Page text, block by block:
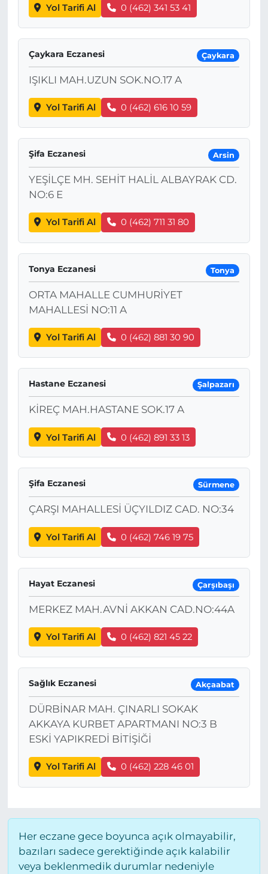
Yol Tarifi Al 0 (462) 341 53 41
Çaykara Eczanesi Çaykara
IŞIKLI MAH.UZUN SOK.NO.17 A
Yol Tarifi Al 0 (462) 616 10 59
Şifa Eczanesi Arsin
YEŞİLÇE MH. SEHİT HALİL ALBAYRAK CD.
NO:6 E
Yol Tarifi Al 0 (462) 711 31 80
Tonya Eczanesi Tonya
ORTA MAHALLE CUMHURİYET
MAHALLESİ NO:11 A
Yol Tarifi Al 0 (462) 881 30 90
Hastane Eczanesi Şalpazarı
KİREÇ MAH.HASTANE SOK.17 A
Yol Tarifi Al 0 (462) 891 33 13
Şifa Eczanesi Sürmene
ÇARŞI MAHALLESİ ÜÇYILDIZ CAD. NO:34
Yol Tarifi Al 0 (462) 746 19 75
Hayat Eczanesi Çarşıbaşı
MERKEZ MAH.AVNİ AKKAN CAD.NO:44A
Yol Tarifi Al 0 (462) 821 45 22
Sağlık Eczanesi Akçaabat
DÜRBİNAR MAH. ÇINARLI SOKAK
AKKAYA KURBET APARTMANI NO:3 B
ESKİ YAPIKREDİ BİTİŞİĞİ
Yol Tarifi Al 0 (462) 228 46 01
Her eczane gece boyunca açık olmayabilir,
bazıları sadece gerektiğinde açık kalabilir
veya beklenmedik durumlar nedeniyle